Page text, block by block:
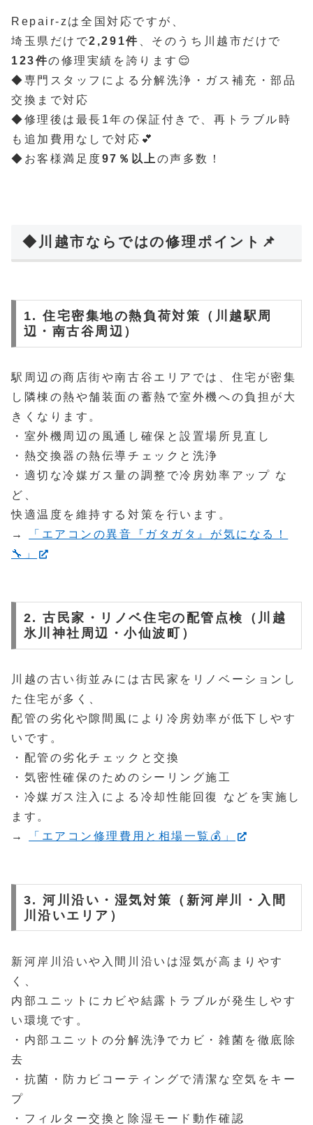
Repair-zは全国対応ですが、
埼玉県だけで2,291件
、そのうち川越市だけで
123件の修理実績を誇ります😌
◆専門スタッフによる分解洗浄・ガス補充・部品
交換まで対応
◆修理後は最長1年の保証付きで、再トラブル時
も追加費用なしで対応💕
◆お客様満足度97％以上 の声多数！
◆川越市ならではの修理ポイント📌
1. 住宅密集地の熱負荷対策（川越駅周
辺・南古谷周辺）
駅周辺の商店街や南古谷エリアでは、住宅が密集
し隣棟の熱や舗装面の蓄熱で室外機への負担が大
きくなります。
・室外機周辺の風通し確保と設置場所見直し
・熱交換器の熱伝導チェックと洗浄
・適切な冷媒ガス量の調整で冷房効率アップ な
ど、
快適温度を維持する対策を行います。
→
「エアコンの異音『ガタガタ』が気になる！
🔧」
2. 古民家・リノベ住宅の配管点検（川越
氷川神社周辺・小仙波町）
川越の古い街並みには古民家をリノベーションし
た住宅が多く、
配管の劣化や隙間風により冷房効率が低下しやす
いです。
・配管の劣化チェックと交換
・気密性確保のためのシーリング施工
・冷媒ガス注入による冷却性能回復 などを実施し
ます。
→
「エアコン修理費用と相場一覧💰」
3. 河川沿い・湿気対策（新河岸川・入間
川沿いエリア）
新河岸川沿いや入間川沿いは湿気が高まりやす
く、
内部ユニットにカビや結露トラブルが発生しやす
い環境です。
・内部ユニットの分解洗浄でカビ・雑菌を徹底除
去
・抗菌・防カビコーティングで清潔な空気をキー
プ
・フィルター交換と除湿モード動作確認